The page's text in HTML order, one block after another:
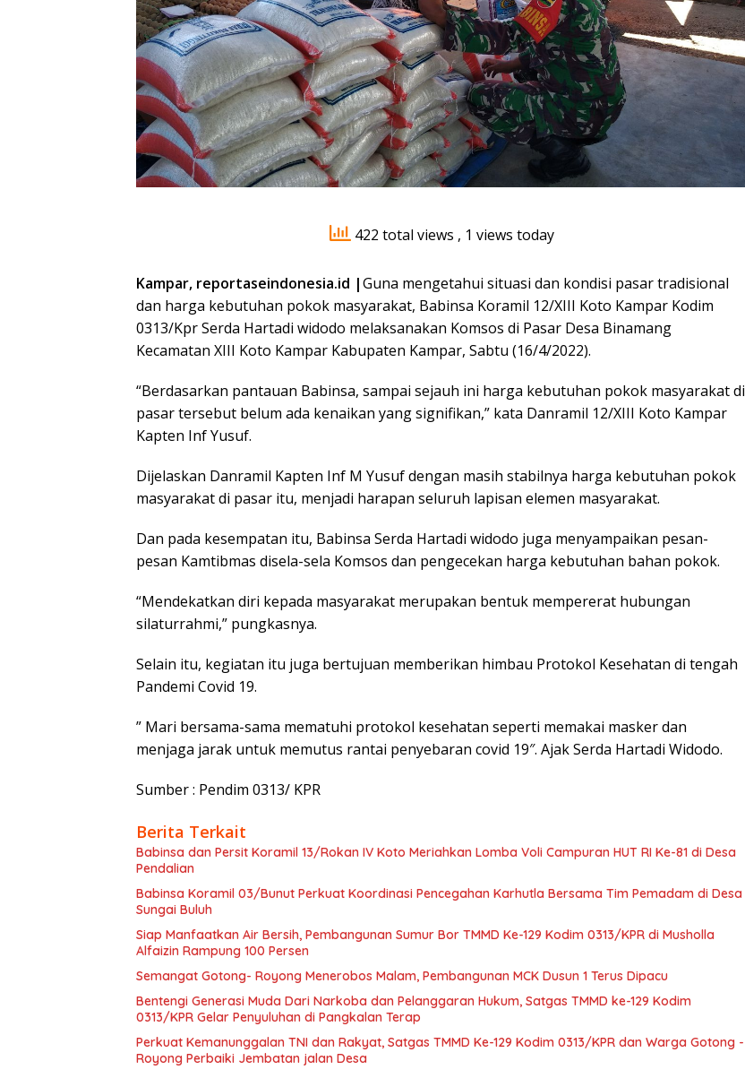
422 total views , 1 views today
Kampar, reportaseindonesia.id |Guna mengetahui situasi dan kondisi pasar tradisional
dan harga kebutuhan pokok masyarakat, Babinsa Koramil 12/XIII Koto Kampar Kodim
0313/Kpr Serda Hartadi widodo melaksanakan Komsos di Pasar Desa Binamang
Kecamatan XIII Koto Kampar Kabupaten Kampar, Sabtu (16/4/2022).
“Berdasarkan pantauan Babinsa, sampai sejauh ini harga kebutuhan pokok masyarakat di
pasar tersebut belum ada kenaikan yang signifikan,” kata Danramil 12/XIII Koto Kampar
Kapten Inf Yusuf.
Dijelaskan Danramil Kapten Inf M Yusuf dengan masih stabilnya harga kebutuhan pokok
masyarakat di pasar itu, menjadi harapan seluruh lapisan elemen masyarakat.
Dan pada kesempatan itu, Babinsa Serda Hartadi widodo juga menyampaikan pesan-
pesan Kamtibmas disela-sela Komsos dan pengecekan harga kebutuhan bahan pokok.
“Mendekatkan diri kepada masyarakat merupakan bentuk mempererat hubungan
silaturrahmi,” pungkasnya.
Selain itu, kegiatan itu juga bertujuan memberikan himbau Protokol Kesehatan di tengah
Pandemi Covid 19.
” Mari bersama-sama mematuhi protokol kesehatan seperti memakai masker dan
menjaga jarak untuk memutus rantai penyebaran covid 19″. Ajak Serda Hartadi Widodo.
Sumber : Pendim 0313/ KPR
Berita Terkait
Babinsa dan Persit Koramil 13/Rokan IV Koto Meriahkan Lomba Voli Campuran HUT RI Ke-81 di Desa
Pendalian
Babinsa Koramil 03/Bunut Perkuat Koordinasi Pencegahan Karhutla Bersama Tim Pemadam di Desa
Sungai Buluh
Siap Manfaatkan Air Bersih, Pembangunan Sumur Bor TMMD Ke-129 Kodim 0313/KPR di Musholla
Alfaizin Rampung 100 Persen
Semangat Gotong- Royong Menerobos Malam, Pembangunan MCK Dusun 1 Terus Dipacu
Bentengi Generasi Muda Dari Narkoba dan Pelanggaran Hukum, Satgas TMMD ke-129 Kodim
0313/KPR Gelar Penyuluhan di Pangkalan Terap
Perkuat Kemanunggalan TNI dan Rakyat, Satgas TMMD Ke-129 Kodim 0313/KPR dan Warga Gotong -
Royong Perbaiki Jembatan jalan Desa